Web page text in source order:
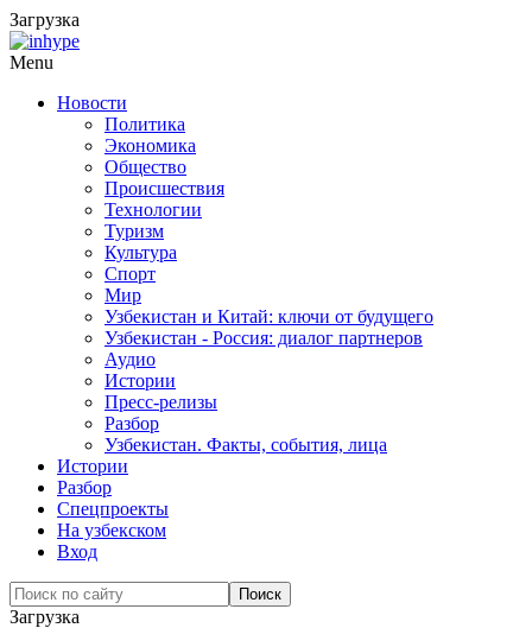
Загрузка
Menu
Новости
Политика
Экономика
Общество
Происшествия
Технологии
Туризм
Культура
Спорт
Мир
Узбекистан и Китай: ключи от будущего
Узбекистан - Россия: диалог партнеров
Аудио
Истории
Пресс-релизы
Разбор
Узбекистан. Факты, события, лица
Истории
Разбор
Спецпроекты
На узбекском
Вход
Загрузка